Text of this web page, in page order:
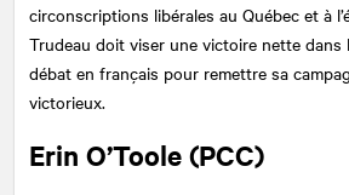
circonscriptions libérales au Québec et à
Trudeau doit viser une victoire nette dans
débat en français pour remettre sa
victorieux.
Erin O’Toole (PCC)